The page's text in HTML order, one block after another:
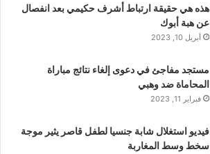
هذه هي حقيقة ارتباط أشرف حكيمي بعد انفصال
عن هبة أبوك
أبريل 10, 2023
مستجد مفاجئ في دعوى إلغاء نتائج مباراة
المحاماة ضد وهبي
فبراير 11, 2023
فيديو استغلال شابة جنسيا لطفل قاصر يثير موجة
سخط وسط المغاربة